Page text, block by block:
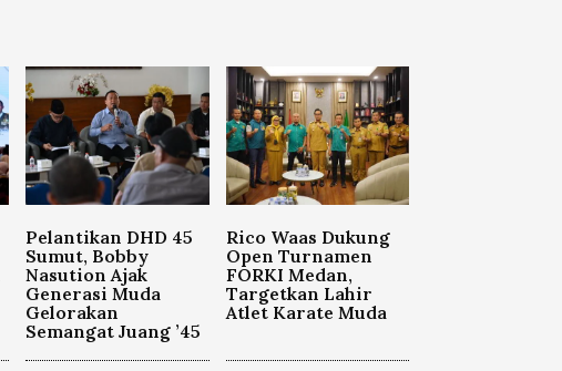
Pelantikan DHD 45
Sumut, Bobby
Nasution Ajak
Generasi Muda
Gelorakan
Semangat Juang ’45
Rico Waas Dukung
Open Turnamen
FORKI Medan,
Targetkan Lahir
Atlet Karate Muda